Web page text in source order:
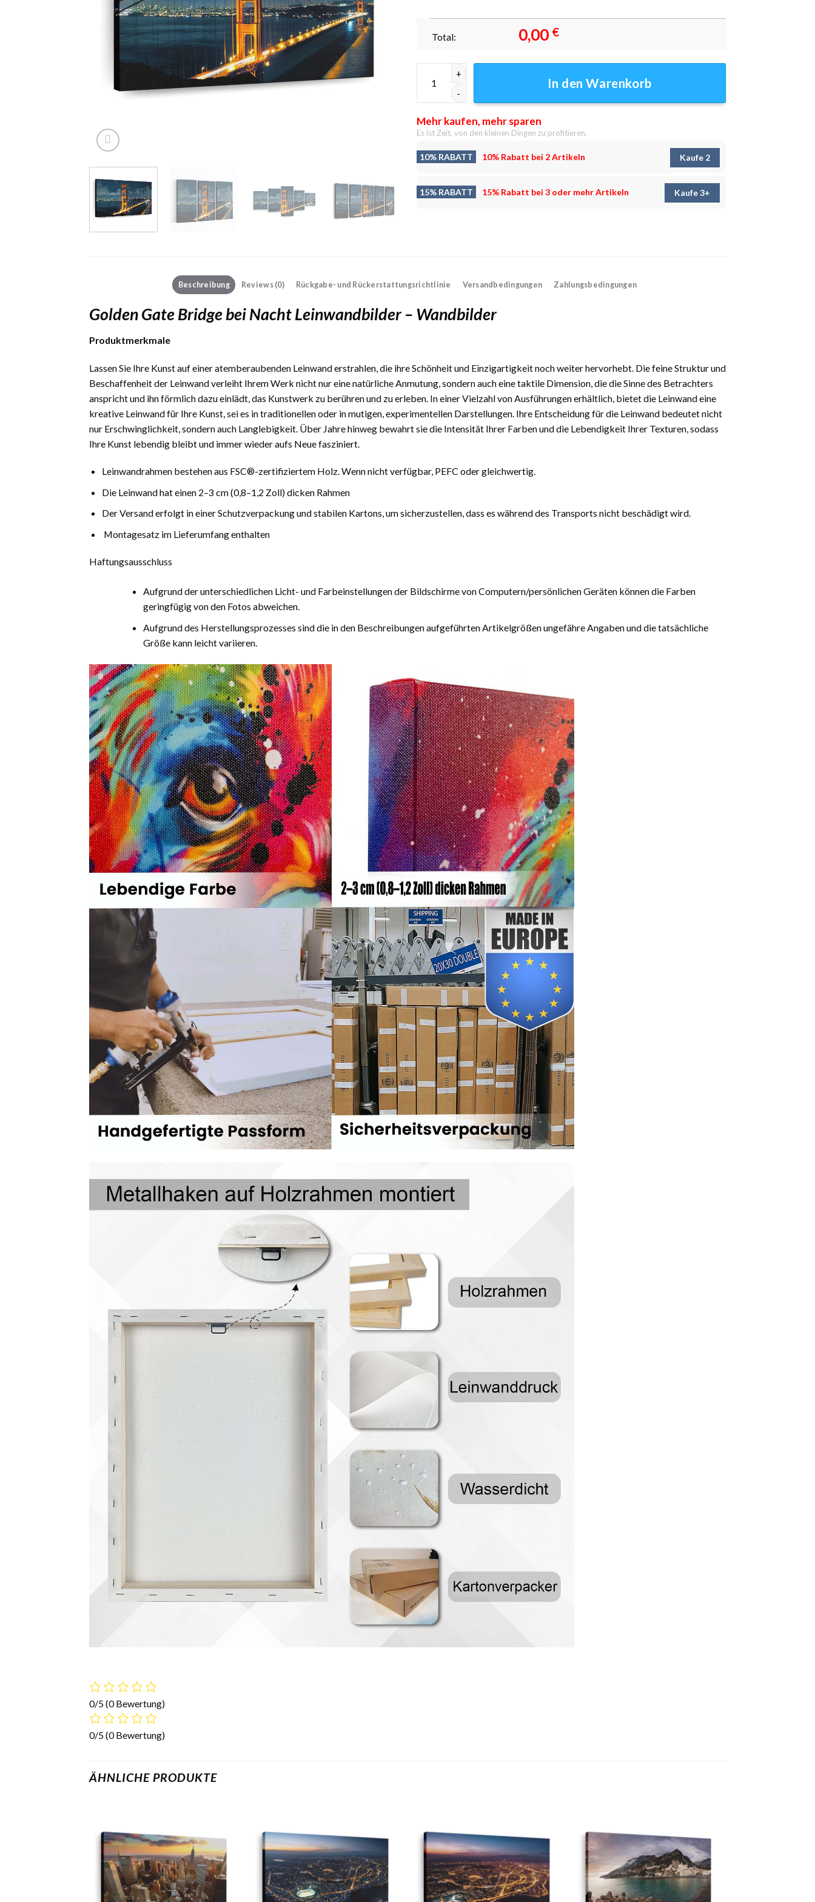
Total: 0,00 €
Golden Gate Bridge bei Nacht Leinwandbilder - Wandbilder Menge
In den Warenkorb
Mehr kaufen, mehr sparen
Es ist Zeit, von den kleinen Dingen zu profitieren.
10% RABATT 10% Rabatt bei 2 Artikeln Kaufe 2
15% RABATT 15% Rabatt bei 3 oder mehr Artikeln Kaufe 3+
Beschreibung Reviews (0) Rückgabe- und Rückerstattungsrichtlinie Versandbedingungen Zahlungsbedingungen
Golden Gate Bridge bei Nacht Leinwandbilder – Wandbilder
Produktmerkmale
Lassen Sie Ihre Kunst auf einer atemberaubenden Leinwand erstrahlen, die ihre Schönheit und Einzigartigkeit noch weiter hervorhebt. Die feine Struktur und
Beschaffenheit der Leinwand verleiht Ihrem Werk nicht nur eine natürliche Anmutung, sondern auch eine taktile Dimension, die die Sinne des Betrachters
anspricht und ihn förmlich dazu einlädt, das Kunstwerk zu berühren und zu erleben. In einer Vielzahl von Ausführungen erhältlich, bietet die Leinwand eine
kreative Leinwand für Ihre Kunst, sei es in traditionellen oder in mutigen, experimentellen Darstellungen. Ihre Entscheidung für die Leinwand bedeutet nicht
nur Erschwinglichkeit, sondern auch Langlebigkeit. Über Jahre hinweg bewahrt sie die Intensität Ihrer Farben und die Lebendigkeit Ihrer Texturen, sodass
Ihre Kunst lebendig bleibt und immer wieder aufs Neue fasziniert.
Leinwandrahmen bestehen aus FSC®-zertifiziertem Holz. Wenn nicht verfügbar, PEFC oder gleichwertig.
Die Leinwand hat einen 2–3 cm (0,8–1,2 Zoll) dicken Rahmen
Der Versand erfolgt in einer Schutzverpackung und stabilen Kartons, um sicherzustellen, dass es während des Transports nicht beschädigt wird.
Montagesatz im Lieferumfang enthalten
Haftungsausschluss
Aufgrund der unterschiedlichen Licht- und Farbeinstellungen der Bildschirme von Computern/persönlichen Geräten können die Farben
geringfügig von den Fotos abweichen.
Aufgrund des Herstellungsprozesses sind die in den Beschreibungen aufgeführten Artikelgrößen ungefähre Angaben und die tatsächliche
Größe kann leicht variieren.
0/5(0 Bewertung)
0/5(0 Bewertung)
ÄHNLICHE PRODUKTE